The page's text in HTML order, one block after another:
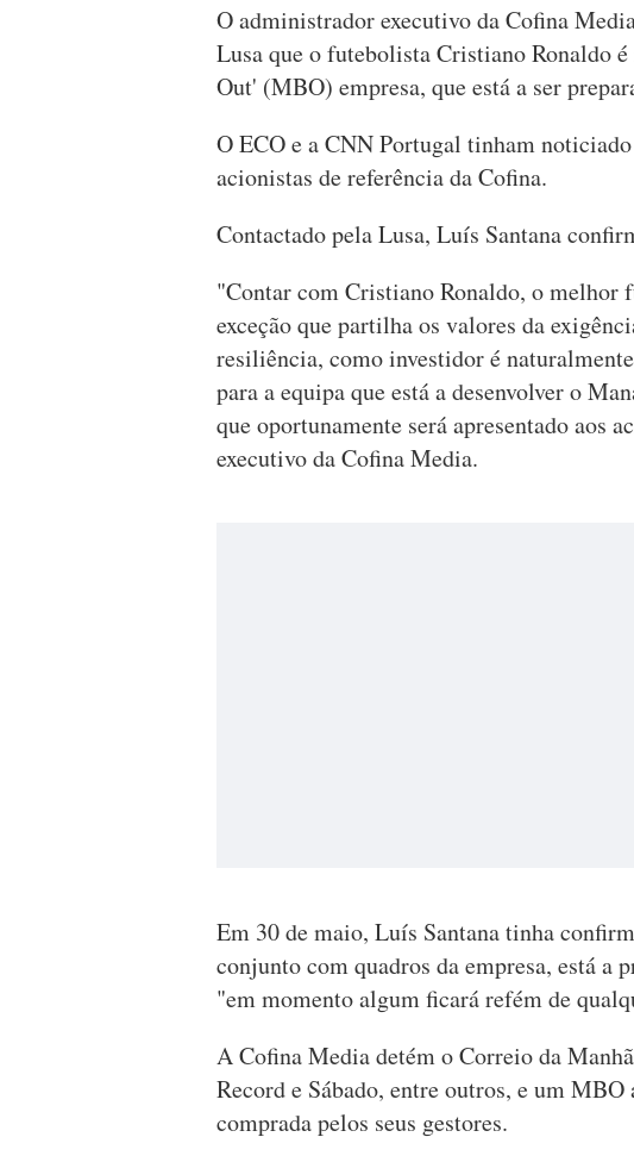
O administrador executivo da Cofina
Lusa que o futebolista Cristiano Ronaldo
Out' (MBO) empresa, que está a ser
O ECO e a CNN Portugal tinham
acionistas de referência da Cofina.
Contactado pela Lusa, Luís Santana
"Contar com Cristiano Ronaldo, o melhor
exceção que partilha os valores da
resiliência, como investidor é
para a equipa que está a desenvolver o
que oportunamente será apresentado aos
executivo da Cofina Media.
Em 30 de maio, Luís Santana tinha
conjunto com quadros da empresa, está a
"em momento algum ficará refém de
A Cofina Media detém o Correio da
Record e Sábado, entre outros, e um MBO
comprada pelos seus gestores.